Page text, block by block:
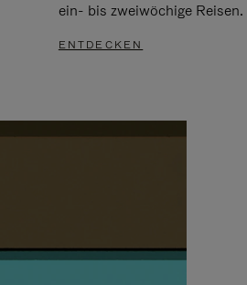
ein- bis zweiwöchige Reisen.
ENTDECKEN